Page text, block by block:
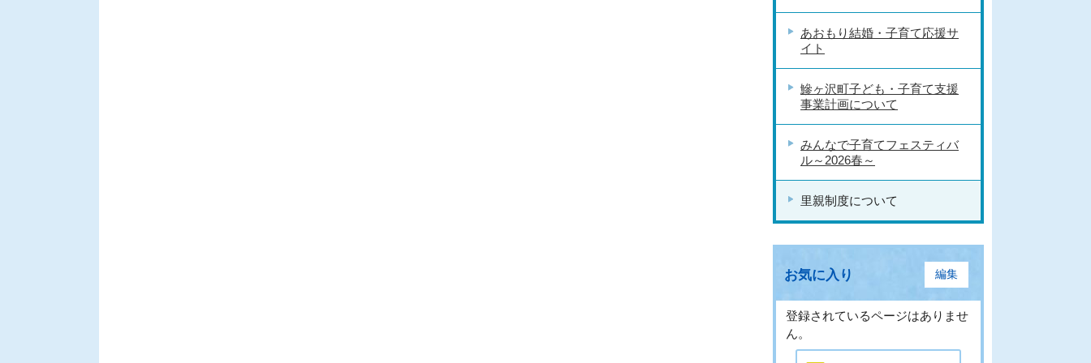
あおもり結婚・子育て応援サ
イト
鰺ヶ沢町子ども・子育て支援
事業計画について
みんなで子育てフェスティバ
ル～2026春～
里親制度について
お気に入り 編集
登録されているページはありませ
ん。